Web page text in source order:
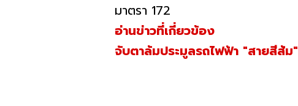
มาตรา 172
อ่านข่าวที่เกี่ยวข้อง
จับตาล้มประมูลรถไฟฟ้า "สายสีส้